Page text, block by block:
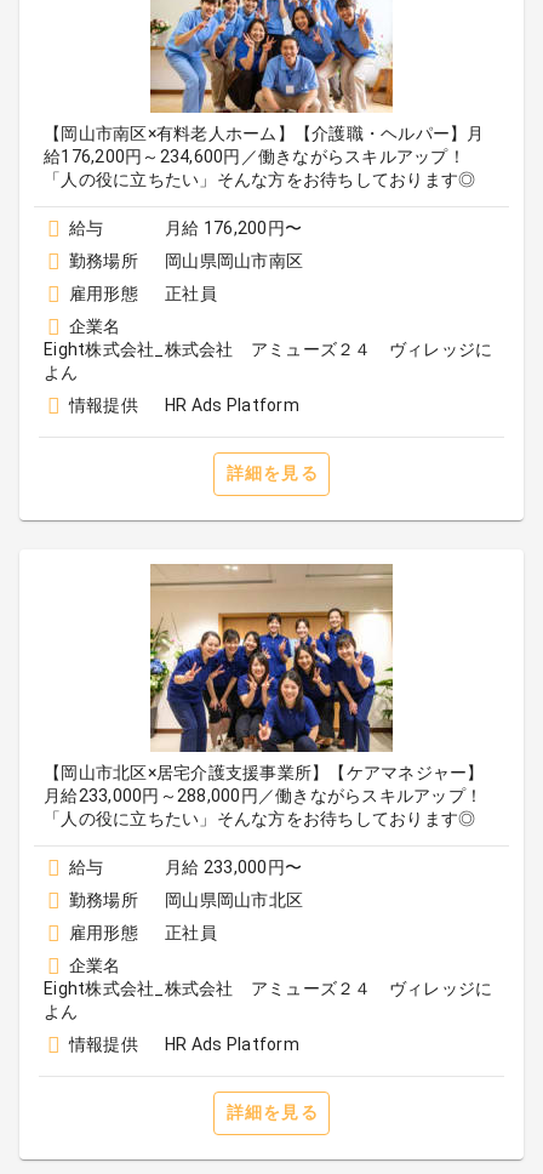
【岡山市南区×有料老人ホーム】【介護職・ヘルパー】月
給176,200円～234,600円／働きながらスキルアップ！
「人の役に立ちたい」そんな方をお待ちしております◎
給与
月給 176,200円〜
勤務場所
岡山県岡山市南区
雇用形態
正社員
企業名
Eight株式会社_株式会社 アミューズ２４ ヴィレッジに
よん
情報提供
HR Ads Platform
詳細を見る
【岡山市北区×居宅介護支援事業所】【ケアマネジャー】
月給233,000円～288,000円／働きながらスキルアップ！
「人の役に立ちたい」そんな方をお待ちしております◎
給与
月給 233,000円〜
勤務場所
岡山県岡山市北区
雇用形態
正社員
企業名
Eight株式会社_株式会社 アミューズ２４ ヴィレッジに
よん
情報提供
HR Ads Platform
詳細を見る